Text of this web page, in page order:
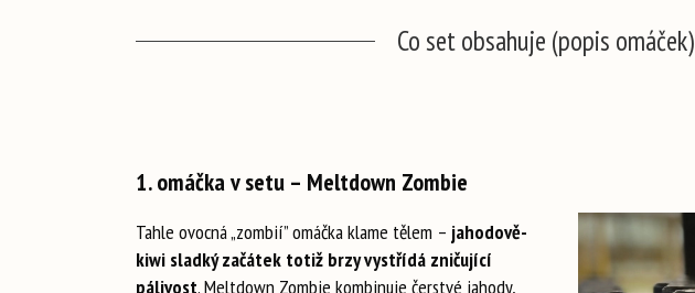
Co set obsahuje (popis omáček)
1. omáčka v setu – Meltdown Zombie
Tahle ovocná „zombií” omáčka klame tělem – jahodově-
kiwi sladký začátek totiž brzy vystřídá zničující
pálivost. Meltdown Zombie kombinuje čerstvé jahody,